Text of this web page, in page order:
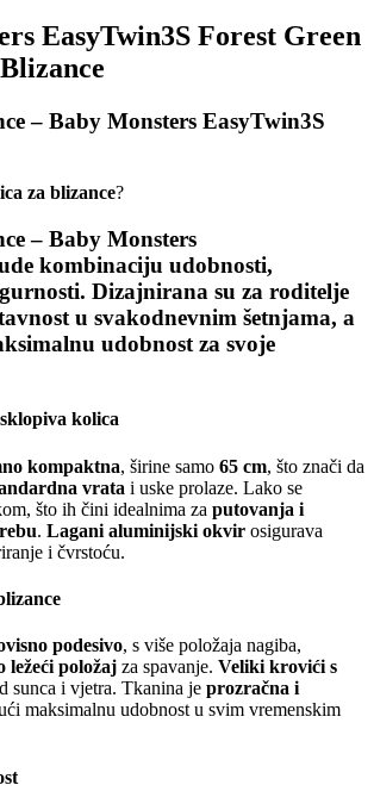
EasyTwin3S Forest Green
– Baby Monsters EasyTwin3S
za blizance?
– Baby Monsters
kombinaciju udobnosti,
. Dizajnirana su za roditelje
u svakodnevnim šetnjama, a
udobnost za svoje
kolica
kompaktna, širine samo 65 cm, što znači da
vrata i uske prolaze. Lako se
što ih čini idealnima za putovanja i
. Lagani aluminijski okvir osigurava
i čvrstoću.
podesivo, s više položaja nagiba,
ležeći položaj za spavanje. Veliki krovići s
sunca i vjetra. Tkanina je prozračna i
maksimalnu udobnost u svim vremenskim